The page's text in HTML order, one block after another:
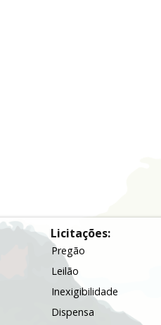
Licitações:
Pregão
Leilão
Inexigibilidade
Dispensa